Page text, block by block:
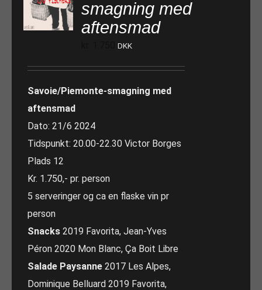
smagning med
aftensmad
DKK
Savoie/Piemonte-smagning med
aftensmad
Dato: 21/6 2024
Tidspunkt: 20.00-22.30 Victor Borges
Plads 12
Kr. 1.750,- pr. person
5 serveringer og ca en flaske vin pr
person
Snacks 2019 Favorita, Jean-Yves
Péron 2020 Mon Blanc, Ça Boit Libre
Salade Paysanne 2017 Les Alpes,
Dominique Belluard 2019 Favorita,